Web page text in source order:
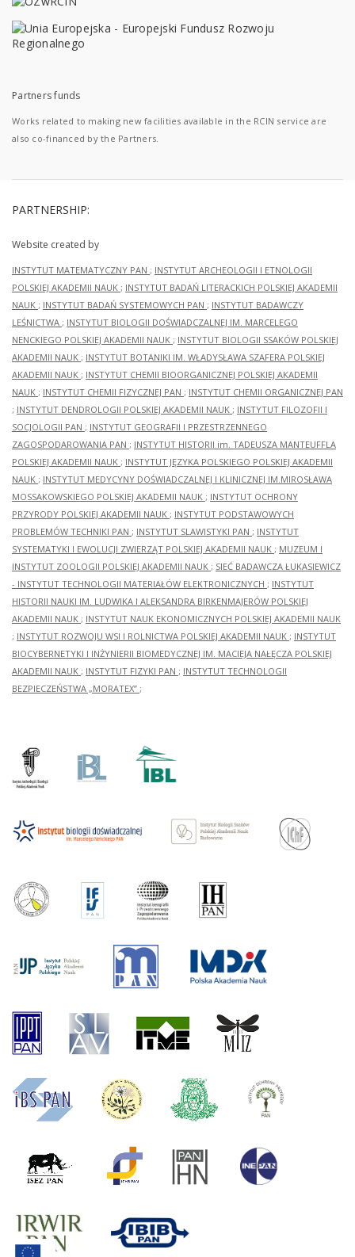
Partners funds
Works related to making new facilities available in the RCIN service are
also co-financed by the Partners.
PARTNERSHIP:
Website created by
INSTYTUT MATEMATYCZNY PAN ; INSTYTUT ARCHEOLOGII I ETNOLOGII
POLSKIEJ AKADEMII NAUK ; INSTYTUT BADAŃ LITERACKICH POLSKIEJ AKADEMII
NAUK ; INSTYTUT BADAŃ SYSTEMOWYCH PAN ; INSTYTUT BADAWCZY
LEŚNICTWA ; INSTYTUT BIOLOGII DOŚWIADCZALNEJ IM. MARCELEGO
NENCKIEGO POLSKIEJ AKADEMII NAUK ; INSTYTUT BIOLOGII SSAKÓW POLSKIEJ
AKADEMII NAUK ; INSTYTUT BOTANIKI IM. WŁADYSŁAWA SZAFERA POLSKIEJ
AKADEMII NAUK ; INSTYTUT CHEMII BIOORGANICZNEJ POLSKIEJ AKADEMII
NAUK ; INSTYTUT CHEMII FIZYCZNEJ PAN ; INSTYTUT CHEMII ORGANICZNEJ PAN
; INSTYTUT DENDROLOGII POLSKIEJ AKADEMII NAUK ; INSTYTUT FILOZOFII I
SOCJOLOGII PAN ; INSTYTUT GEOGRAFII I PRZESTRZENNEGO
ZAGOSPODAROWANIA PAN ; INSTYTUT HISTORII im. TADEUSZA MANTEUFFLA
POLSKIEJ AKADEMII NAUK ; INSTYTUT JĘZYKA POLSKIEGO POLSKIEJ AKADEMII
NAUK ; INSTYTUT MEDYCYNY DOŚWIADCZALNEJ I KLINICZNEJ IM.MIROSŁAWA
MOSSAKOWSKIEGO POLSKIEJ AKADEMII NAUK ; INSTYTUT OCHRONY
PRZYRODY POLSKIEJ AKADEMII NAUK ; INSTYTUT PODSTAWOWYCH
PROBLEMÓW TECHNIKI PAN ; INSTYTUT SLAWISTYKI PAN ; INSTYTUT
SYSTEMATYKI I EWOLUCJI ZWIERZĄT POLSKIEJ AKADEMII NAUK ; MUZEUM I
INSTYTUT ZOOLOGII POLSKIEJ AKADEMII NAUK ; SIEĆ BADAWCZA ŁUKASIEWICZ
- INSTYTUT TECHNOLOGII MATERIAŁÓW ELEKTRONICZNYCH ; INSTYTUT
HISTORII NAUKI IM. LUDWIKA I ALEKSANDRA BIRKENMAJERÓW POLSKIEJ
AKADEMII NAUK ; INSTYTUT NAUK EKONOMICZNYCH POLSKIEJ AKADEMII NAUK
; INSTYTUT ROZWOJU WSI I ROLNICTWA POLSKIEJ AKADEMII NAUK ; INSTYTUT
BIOCYBERNETYKI I INŻYNIERII BIOMEDYCZNEJ IM. MACIEJA NAŁĘCZA POLSKIEJ
AKADEMII NAUK ; INSTYTUT FIZYKI PAN ; INSTYTUT TECHNOLOGII
BEZPIECZEŃSTWA „MORATEX” ;